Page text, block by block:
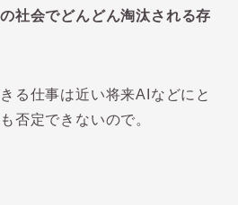
社会でどんどん淘汰される存
る仕事は近い将来AIなどにと
否定できないので。